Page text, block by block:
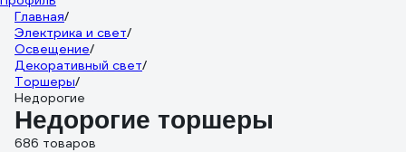
Главная/
Электрика и свет/
Освещение/
Декоративный свет/
Торшеры/
Недорогие
Недорогие торшеры
686 товаров